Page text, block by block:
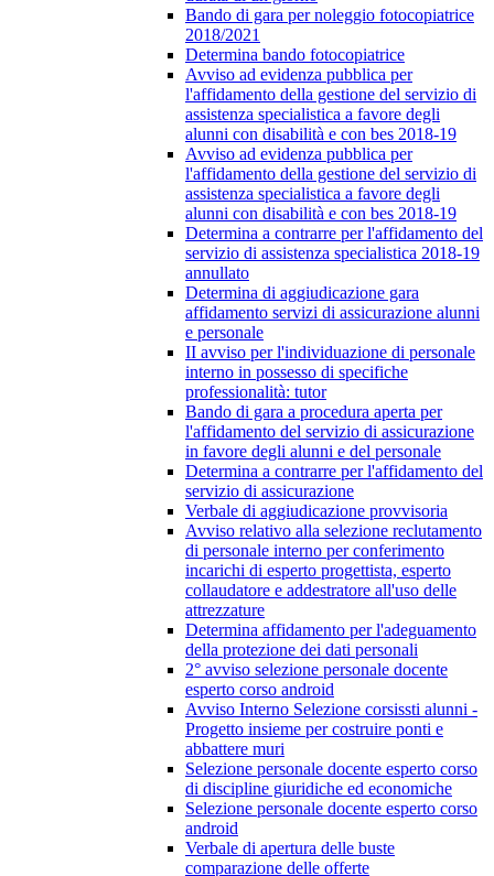
Bando di gara per noleggio fotocopiatrice
2018/2021
Determina bando fotocopiatrice
Avviso ad evidenza pubblica per
l'affidamento della gestione del servizio di
assistenza specialistica a favore degli
alunni con disabilità e con bes 2018-19
Avviso ad evidenza pubblica per
l'affidamento della gestione del servizio di
assistenza specialistica a favore degli
alunni con disabilità e con bes 2018-19
Determina a contrarre per l'affidamento del
servizio di assistenza specialistica 2018-19
annullato
Determina di aggiudicazione gara
affidamento servizi di assicurazione alunni
e personale
II avviso per l'individuazione di personale
interno in possesso di specifiche
professionalità: tutor
Bando di gara a procedura aperta per
l'affidamento del servizio di assicurazione
in favore degli alunni e del personale
Determina a contrarre per l'affidamento del
servizio di assicurazione
Verbale di aggiudicazione provvisoria
Avviso relativo alla selezione reclutamento
di personale interno per conferimento
incarichi di esperto progettista, esperto
collaudatore e addestratore all'uso delle
attrezzature
Determina affidamento per l'adeguamento
della protezione dei dati personali
2° avviso selezione personale docente
esperto corso android
Avviso Interno Selezione corsissti alunni -
Progetto insieme per costruire ponti e
abbattere muri
Selezione personale docente esperto corso
di discipline giuridiche ed economiche
Selezione personale docente esperto corso
android
Verbale di apertura delle buste
comparazione delle offerte